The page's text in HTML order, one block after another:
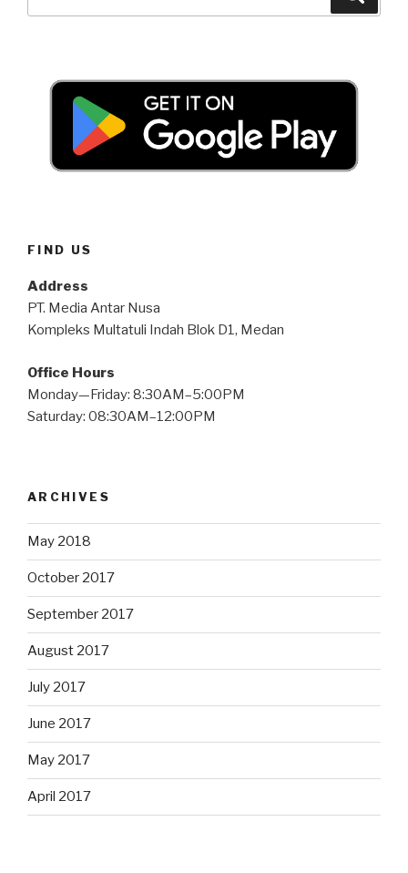
FIND US
Address
PT. Media Antar Nusa
Kompleks Multatuli Indah Blok D1, Medan
Office Hours
Monday—Friday: 8:30AM–5:00PM
Saturday: 08:30AM–12:00PM
ARCHIVES
May 2018
October 2017
September 2017
August 2017
July 2017
June 2017
May 2017
April 2017